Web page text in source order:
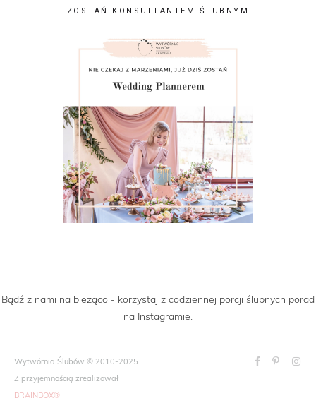
ZOSTAŃ KONSULTANTEM ŚLUBNYM
Bądź z nami na bieżąco - korzystaj z codziennej porcji ślubnych porad
na Instagramie.
Wytwórnia Ślubów © 2010-2025
Z przyjemnością zrealizował
BRAINBOX®